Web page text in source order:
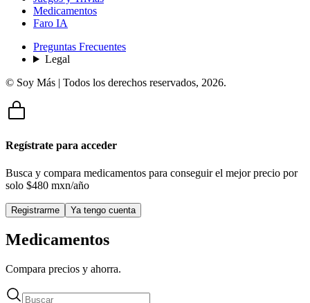
Medicamentos
Faro IA
Preguntas Frecuentes
Legal
© Soy Más | Todos los derechos reservados, 2026.
Regístrate para acceder
Busca y compara medicamentos para conseguir el mejor precio por
solo $480 mxn/año
Registrarme Ya tengo cuenta
Medicamentos
Compara precios y ahorra.